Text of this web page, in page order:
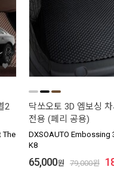
2
The
닥쏘오토 3D 엠보싱
전용 (페리 공용)
DXSOAUTO
K8
65,000원 79,000원